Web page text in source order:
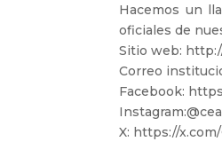
Hacemos un
oficiales de
Sitio web:
Correo
Facebook:
X: https://